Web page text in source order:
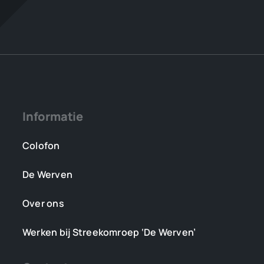
Informatie
Colofon
De Werven
Over ons
Werken bij Streekomroep ‘De Werven’